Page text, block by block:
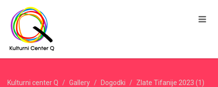
Kulturni center Q Gallery Dogodki
Zlate Tifanije 2023 (1)